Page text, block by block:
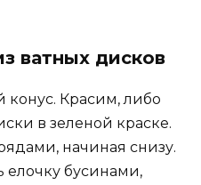
ватных дисков
Красим, либо
в зеленой краске.
начиная снизу.
елочку бусинами,